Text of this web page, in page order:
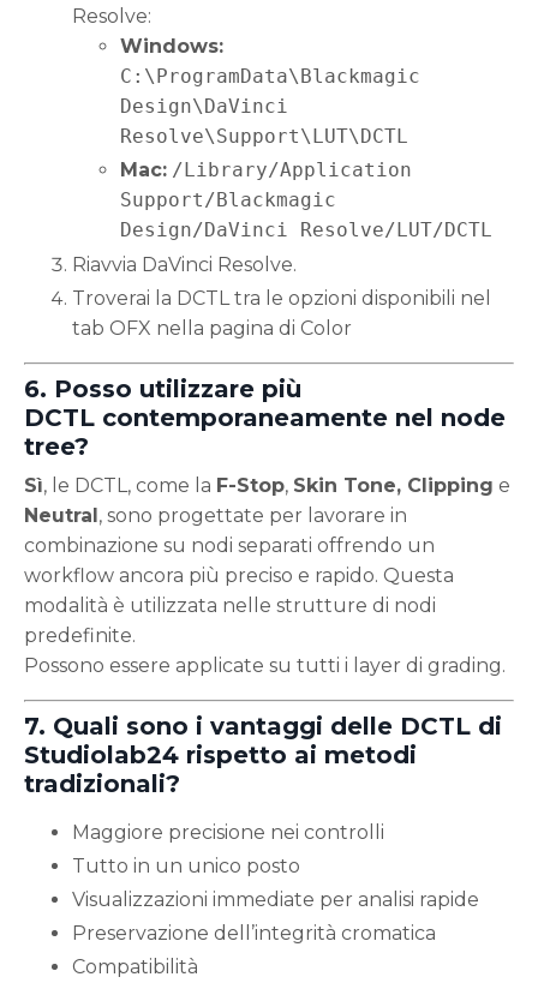
Resolve:
Windows:
C:\ProgramData\Blackmagic
Design\DaVinci
Resolve\Support\LUT\DCTL
Mac: /Library/Application
Support/Blackmagic
Design/DaVinci Resolve/LUT/DCTL
Riavvia DaVinci Resolve.
Troverai la DCTL tra le opzioni disponibili nel
tab OFX nella pagina di Color
6. Posso utilizzare più
DCTL contemporaneamente nel node
tree?
Sì, le DCTL, come la F-Stop, Skin Tone, Clipping e
Neutral, sono progettate per lavorare in
combinazione su nodi separati offrendo un
workflow ancora più preciso e rapido. Questa
modalità è utilizzata nelle strutture di nodi
predefinite.
Possono essere applicate su tutti i layer di grading.
7. Quali sono i vantaggi delle DCTL di
Studiolab24 rispetto ai metodi
tradizionali?
Maggiore precisione nei controlli
Tutto in un unico posto
Visualizzazioni immediate per analisi rapide
Preservazione dell’integrità cromatica
Compatibilità